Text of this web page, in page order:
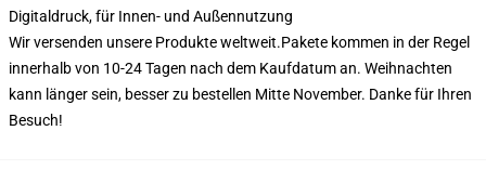
Digitaldruck, für Innen- und Außennutzung
Wir versenden unsere Produkte weltweit.Pakete kommen in der Regel
innerhalb von 10-24 Tagen nach dem Kaufdatum an. Weihnachten
kann länger sein, besser zu bestellen Mitte November. Danke für Ihren
Besuch!